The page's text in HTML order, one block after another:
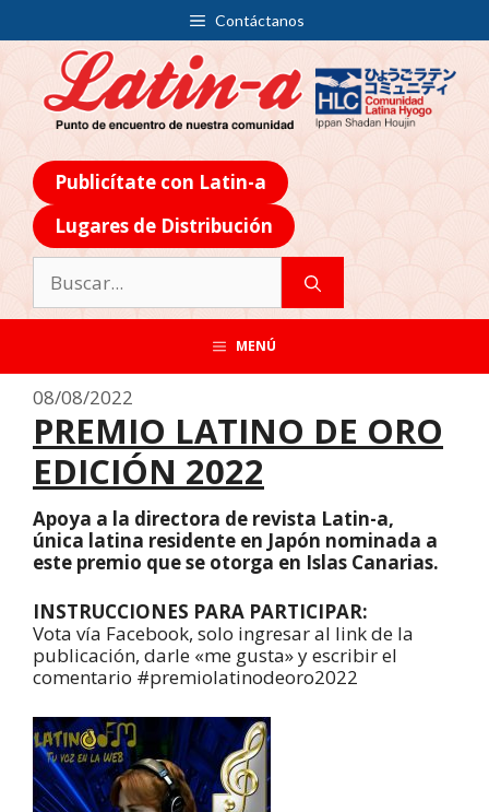
Contáctanos
Publicítate con Latin-a
Lugares de Distribución
MENÚ
08/08/2022
PREMIO LATINO DE ORO
EDICIÓN 2022
Apoya a la directora de revista Latin-a,
única latina residente en Japón nominada a
este premio que se otorga en Islas Canarias.
INSTRUCCIONES PARA PARTICIPAR:
Vota vía Facebook, solo ingresar al link de la
publicación, darle «me gusta» y escribir el
comentario #premiolatinodeoro2022